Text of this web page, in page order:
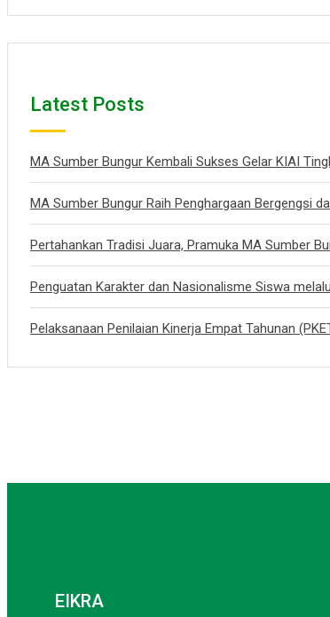
Latest Posts
MA Sumber Bungur Kembali Sukses Gelar KIAI
MA Sumber Bungur Raih Penghargaan Bergengsi
Pertahankan Tradisi Juara, Pramuka MA Sumber
Penguatan Karakter dan Nasionalisme Siswa
Pelaksanaan Penilaian Kinerja Empat Tahunan
EIKRA